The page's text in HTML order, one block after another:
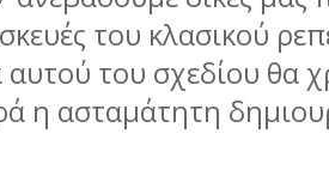
του κλασικού
αυτού του σχεδίου θα
η ασταμάτητη